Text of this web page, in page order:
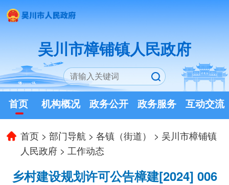
吴川市樟铺镇人民政府
首页 机构概况 政务公开 政务服务 互动交流
首页 >部门导航 >各镇（街道） > 吴川市樟铺镇
人民政府 > 工作动态
乡村建设规划许可公告樟建[2024] 006